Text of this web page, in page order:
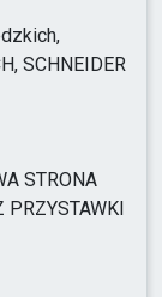
SCHNEIDER
STRONA